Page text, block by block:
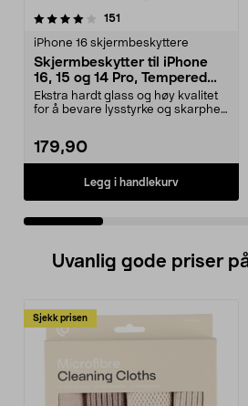
151
iPhone 16 skjermbeskyttere
Skjermbeskytter til iPhone
16, 15 og 14 Pro, Tempered
Glass
Ekstra hardt glass og høy kvalitet
for å bevare lysstyrke og skarphet.
179,90
Legg i handlekurv
4.5 av 5 stjerner
Uvanlig gode priser
Sjekk prisen